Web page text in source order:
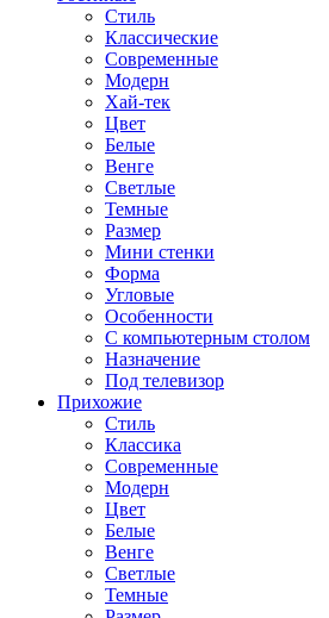
Стиль
Классические
Современные
Модерн
Хай-тек
Цвет
Белые
Венге
Светлые
Темные
Размер
Мини стенки
Форма
Угловые
Особенности
С компьютерным столом
Назначение
Под телевизор
Прихожие
Стиль
Классика
Современные
Модерн
Цвет
Белые
Венге
Светлые
Темные